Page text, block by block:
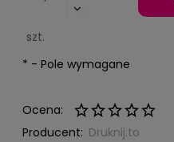
szt.
* - Pole wymagane
Ocena:
Producent: Druknij.to